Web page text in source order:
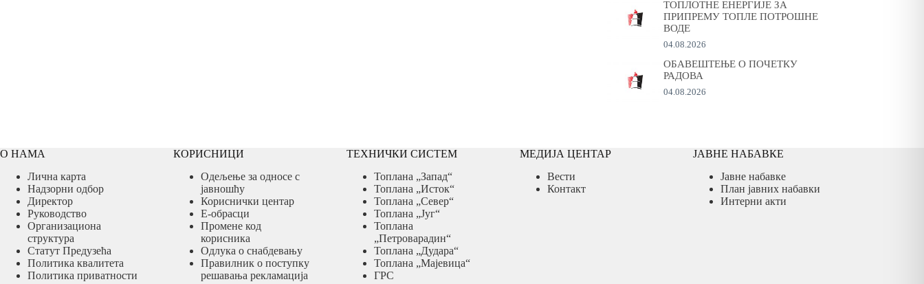
ТОПЛОТНЕ ЕНЕРГИЈЕ ЗА
ПРИПРЕМУ ТОПЛЕ ПОТРОШНЕ
ВОДЕ
04.08.2026
ОБАВЕШТЕЊЕ О ПОЧЕТКУ
РАДОВА
04.08.2026
О НАМА
Лична карта
Надзорни одбор
Директор
Руководство
Организациона
структура
Статут Предузећа
Политика квалитета
Политика приватности
КОРИСНИЦИ
Одељење за односе с
јавношћу
Кориснички центар
Е-обрасци
Промене код
корисника
Одлука о снабдевању
Правилник о поступку
решавања рекламација
ТЕХНИЧКИ СИСТЕМ
Топлана „Запад“
Топлана „Исток“
Топлана „Север“
Топлана „Југ“
Топлана
„Петроварадин“
Топлана „Дудара“
Топлана „Мајевица“
ГРС
МЕДИЈА ЦЕНТАР
Вести
Контакт
ЈАВНЕ НАБАВКЕ
Јавне набавке
План јавних набавки
Интерни акти